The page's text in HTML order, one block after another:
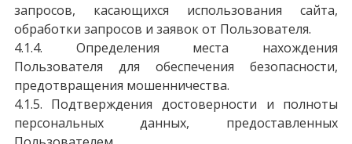
запросов, касающихся использования сайта,
обработки запросов и заявок от Пользователя.
4.1.4. Определения места нахождения
Пользователя для обеспечения безопасности,
предотвращения мошенничества.
4.1.5. Подтверждения достоверности и полноты
персональных данных, предоставленных